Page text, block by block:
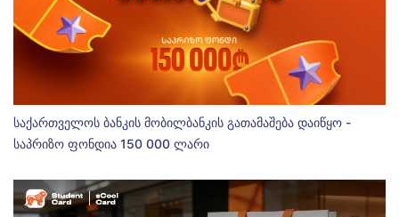
საქართველოს ბანკის მობილბანკის გათამაშება დაიწყო -
საპრიზო ფონდია 150 000 ლარი